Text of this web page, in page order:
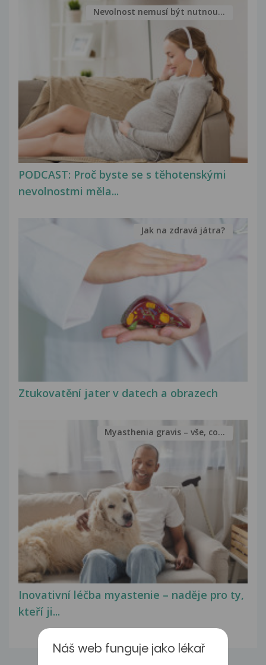
PODCAST: Proč byste se s těhotenskými
nevolnostmi měla...
Nevolnost nemusí být nutnou...
Ztukovatění jater v datech a obrazech
Jak na zdravá játra?
Inovativní léčba myastenie – naděje pro ty,
kteří ji...
Myasthenia gravis – vše, co...
Náš web funguje jako lékař